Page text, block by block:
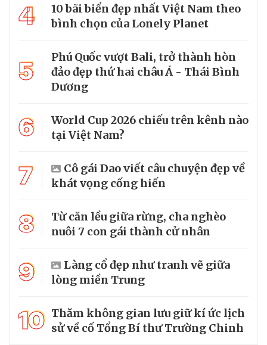
4
10 bãi biển đẹp nhất Việt Nam theo
bình chọn của Lonely Planet
5
Phú Quốc vượt Bali, trở thành hòn
đảo đẹp thứ hai châu Á - Thái Bình
Dương
6
World Cup 2026 chiếu trên kênh nào
tại Việt Nam?
7
Cô gái Dao viết câu chuyện đẹp về
khát vọng cống hiến
8
Từ căn lều giữa rừng, cha nghèo
nuôi 7 con gái thành cử nhân
9
Làng cổ đẹp như tranh vẽ giữa
lòng miền Trung
10 Thăm không gian lưu giữ kí ức lịch
sử về cố Tổng Bí thư Trường Chinh